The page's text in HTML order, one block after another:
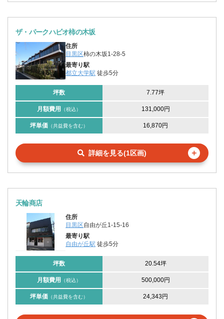
ザ・パークハビオ柿の木坂
住所
目黒区柿の木坂1-28-5
最寄り駅
都立大学駅 徒歩5分
坪数 7.77坪
月額費用 （税込） 131,000円
坪単価 （共益費を含む） 16,870円
詳細を見る(1区画) ＋
天輪商店
住所
目黒区自由が丘1-15-16
最寄り駅
自由が丘駅 徒歩5分
坪数 20.54坪
月額費用 （税込） 500,000円
坪単価 （共益費を含む） 24,343円